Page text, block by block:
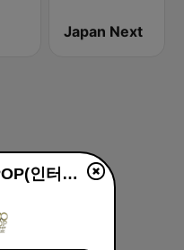
Japan Next
Big B Radio - JPOP(인터넷 라디오) live